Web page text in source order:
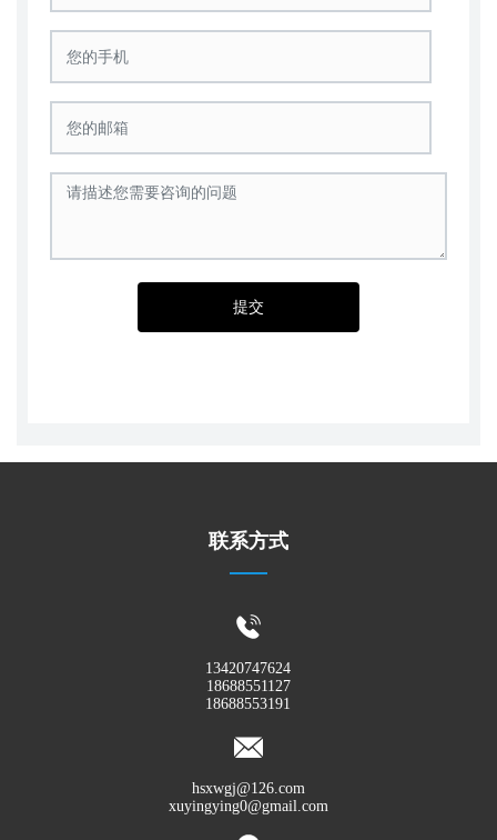
提交
联系方式
13420747624
18688551127
18688553191
hsxwgj@126.com
xuyingying0@gmail.com